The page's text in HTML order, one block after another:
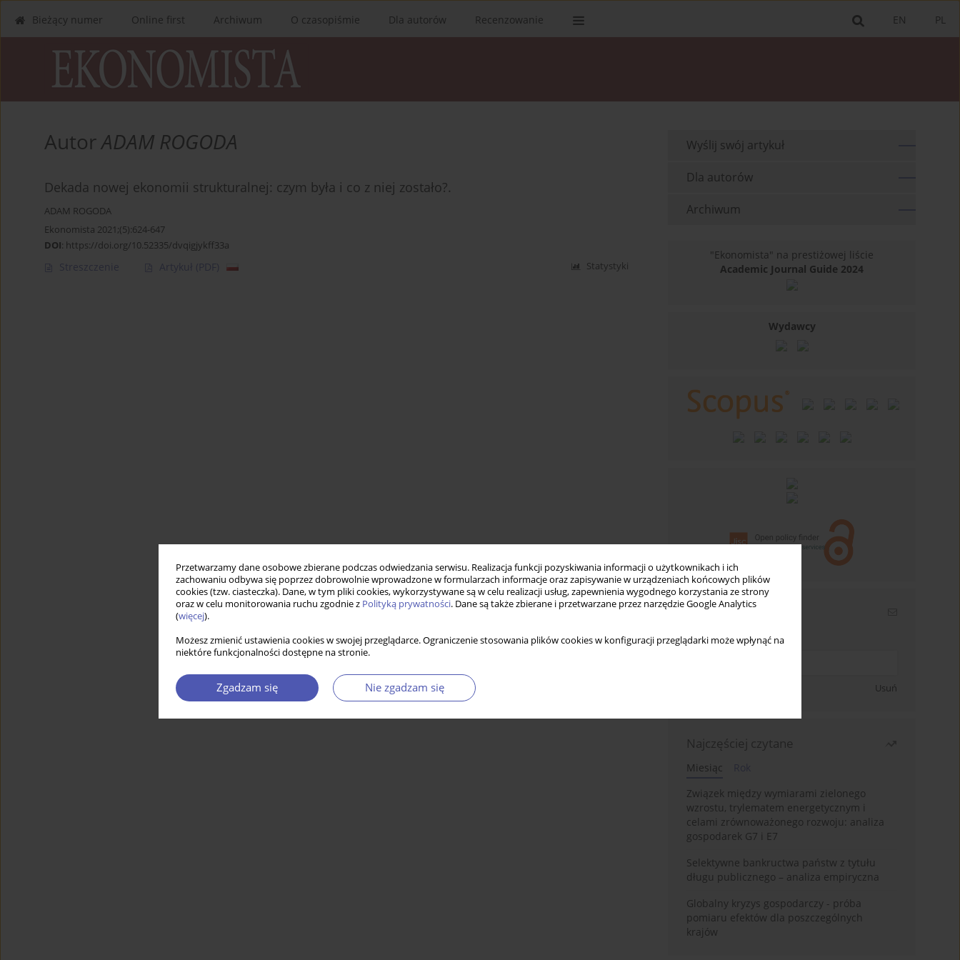
Przetwarzamy dane osobowe zbierane podczas odwiedzania serwisu. Realizacja funkcji pozyskiwania informacji o użytkownikach i ich
zachowaniu odbywa się poprzez dobrowolnie wprowadzone w formularzach informacje oraz zapisywanie w urządzeniach końcowych plików
cookies (tzw. ciasteczka). Dane, w tym pliki cookies, wykorzystywane są w celu realizacji usług, zapewnienia wygodnego korzystania ze strony
oraz w celu monitorowania ruchu zgodnie z Polityką prywatności. Dane są także zbierane i przetwarzane przez narzędzie Google Analytics
(więcej).
Możesz zmienić ustawienia cookies w swojej przeglądarce. Ograniczenie stosowania plików cookies w konfiguracji przeglądarki może wpłynąć na
niektóre funkcjonalności dostępne na stronie.
Zgadzam się Nie zgadzam się
PL
EN
Bieżący numer Online first Archiwum O czasopiśmie Dla autorów Recenzowanie
AutorADAM ROGODA
Dekada nowej ekonomii strukturalnej: czym była i co z niej zostało?.
ADAM ROGODA
Ekonomista 2021;(5):624-647
DOI: https://doi.org/10.52335/dvqigjykff33a
Streszczenie Artykuł (PDF) Statystyki
Wyślij swój artykuł
Dla autorów
Archiwum
"Ekonomista" na prestiżowej liście
Academic Journal Guide 2024
Wydawcy
Newsletter
Wpisz swój adres email
Usuń
Najczęściej czytane
Miesiąc
Związek między wymiarami zielonego
wzrostu, trylematem energetycznym i
celami zrównoważonego rozwoju: analiza
gospodarek G7 i E7
Selektywne bankructwa państw z tytułu
długu publicznego – analiza empiryczna
Globalny kryzys gospodarczy - próba
pomiaru efektów dla poszczególnych
krajów